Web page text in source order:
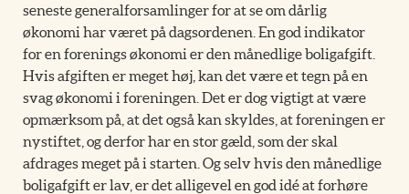
seneste generalforsamlinger for at se om dårlig
økonomi har været på dagsordenen. En god indikator
for en forenings økonomi er den månedlige boligafgift.
Hvis afgiften er meget høj, kan det være et tegn på en
svag økonomi i foreningen. Det er dog vigtigt at være
opmærksom på, at det også kan skyldes, at foreningen er
nystiftet, og derfor har en stor gæld, som der skal
afdrages meget på i starten. Og selv hvis den månedlige
boligafgift er lav, er det alligevel en god idé at forhøre